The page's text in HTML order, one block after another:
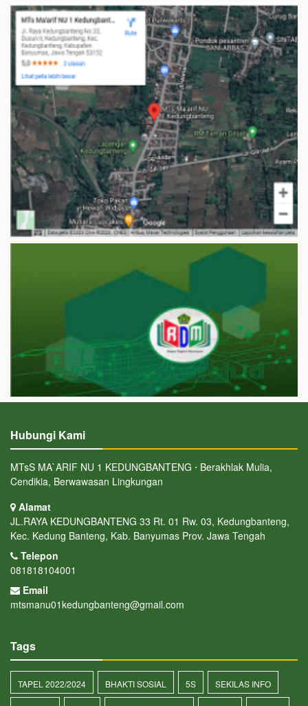
Hubungi Kami
MTsS MA`ARIF NU 1 KEDUNGBANTENG ⋅ Berakhlak Mulia,
Cendikia, Berwawasan Lingkungan
Alamat
JL.RAYA KEDUNGBANTENG 33 Rt. 01 Rw. 03, Kedungbanteng,
Kec. Kedung Banteng, Kab. Banyumas Prov. Jawa Tengah
Telepon
081818104001
Email
mtsmanu01kedungbanteng@gmail.com
Tags
TAPEL 2022/2024 BHAKTI SOSIAL 5S SEKILAS INFO